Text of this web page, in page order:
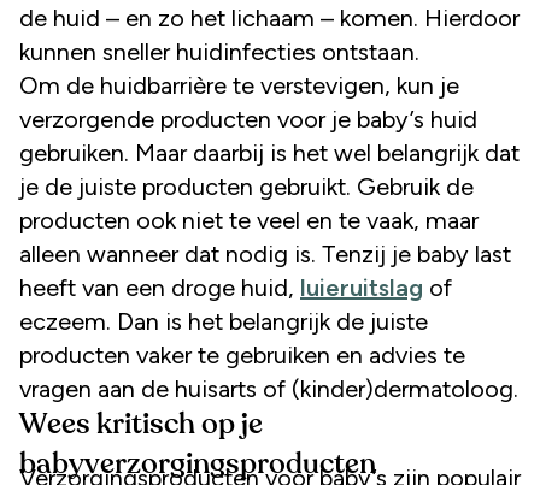
de huid – en zo het lichaam – komen. Hierdoor
kunnen sneller huidinfecties ontstaan.
Om de huidbarrière te verstevigen, kun je
verzorgende producten voor je baby’s huid
gebruiken. Maar daarbij is het wel belangrijk dat
je de juiste producten gebruikt. Gebruik de
producten ook niet te veel en te vaak, maar
alleen wanneer dat nodig is. Tenzij je baby last
heeft van een droge huid, luieruitslag of
eczeem. Dan is het belangrijk de juiste
producten vaker te gebruiken en advies te
vragen aan de huisarts of (kinder)dermatoloog.
Wees kritisch op je
babyverzorgingsproducten
Verzorgingsproducten voor baby’s zijn populair